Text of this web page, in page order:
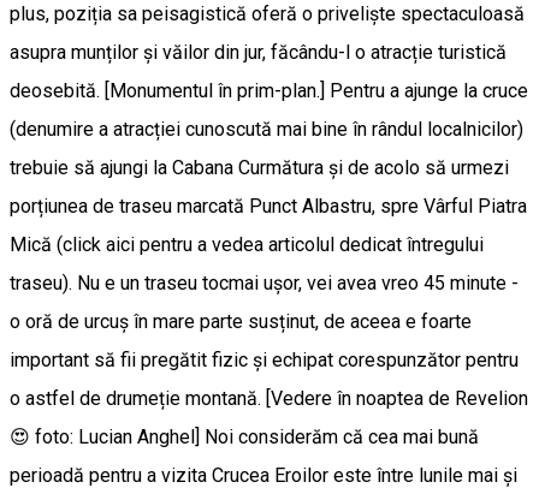
plus, poziția sa peisagistică oferă o priveliște spectaculoasă
asupra munților și văilor din jur, făcându-l o atracție turistică
deosebită. [Monumentul în prim-plan.] Pentru a ajunge la cruce
(denumire a atracției cunoscută mai bine în rândul localnicilor)
trebuie să ajungi la Cabana Curmătura și de acolo să urmezi
porțiunea de traseu marcată Punct Albastru, spre Vârful Piatra
Mică (click aici pentru a vedea articolul dedicat întregului
traseu). Nu e un traseu tocmai ușor, vei avea vreo 45 minute -
o oră de urcuș în mare parte susținut, de aceea e foarte
important să fii pregătit fizic și echipat corespunzător pentru
o astfel de drumeție montană. [Vedere în noaptea de Revelion
😍 foto: Lucian Anghel] Noi considerăm că cea mai bună
perioadă pentru a vizita Crucea Eroilor este între lunile mai și